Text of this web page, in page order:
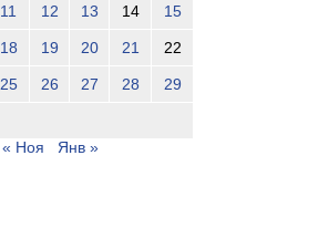
11 12 13 14 15
18 19 20 21 22
25 26 27 28 29
« Ноя
Янв »